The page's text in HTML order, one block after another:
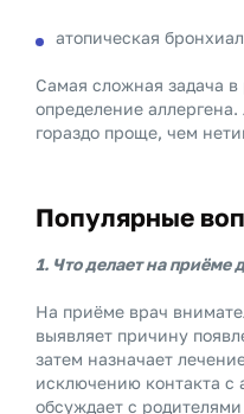
атопическая
Самая сложная задача в
определение
гораздо проще, чем
Популярные
1. Что делает на приёме
На приёме врач
выявляет причину
затем назначает
исключению контакта с
обсуждает с